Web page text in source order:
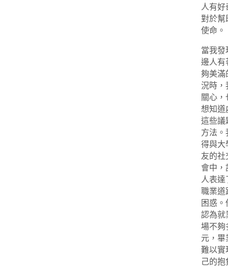
人有好
對於幫
使命。
當我發
邊人有
夠美滿
況時，
關心，
想知道
這些議
方法。
得與大
友的社
會中，
人表達
職業道
困惑。
認為就
場不夠
元，畢
難以實
己的抱